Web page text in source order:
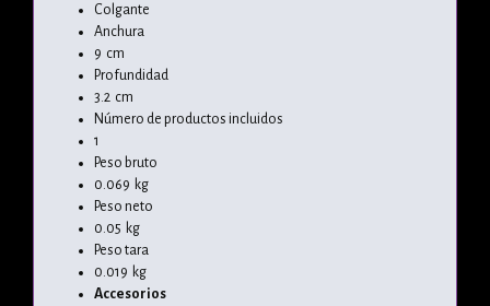
Colgante
Anchura
9 cm
Profundidad
3.2 cm
Número de productos incluidos
1
Peso bruto
0.069 kg
Peso neto
0.05 kg
Peso tara
0.019 kg
Accesorios